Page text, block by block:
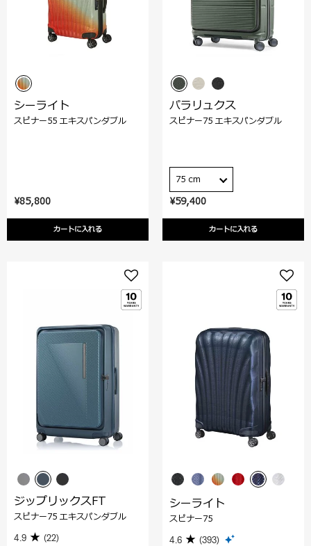
¥85,800
カートに入れる
シーライト
スピナー55 エキスパンダブル
¥59,400
カートに入れる
パラリュクス
スピナー75 エキスパンダブル
75 cm
ジップリックスFT
スピナー75 エキスパンダブル
4.9 (22)
シーライト
スピナー75
4.6 (393)